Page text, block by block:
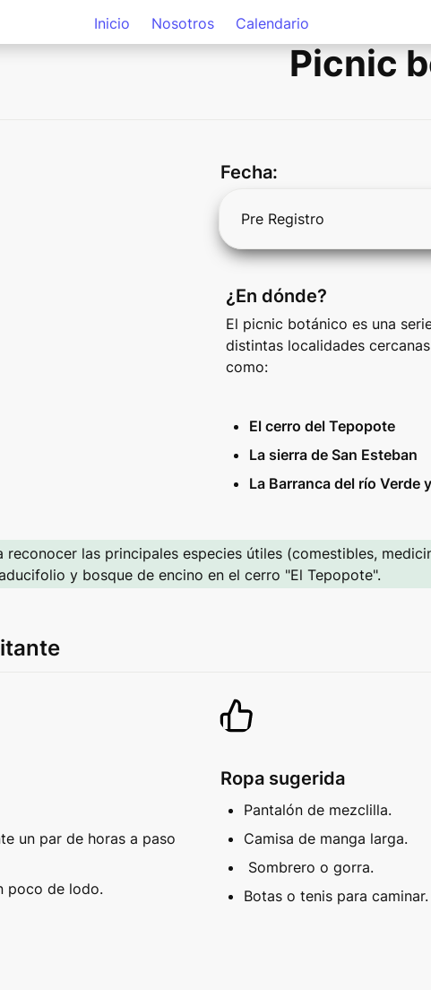
Inicio Nosotros Calendario
Picnic
Fecha:
Pre Registro
¿En dónde?
El picnic botánico es una
distintas localidades
como:
El cerro del Tepopote
La sierra de San Esteban
La Barranca del río Verde
reconocer las principales especies útiles (comestibles,
y bosque de encino en el cerro "El Tepopote".
un par de horas a paso
poco de lodo.
Ropa sugerida
Pantalón de mezclilla.
Camisa de manga larga.
Sombrero o gorra.
Botas o tenis para caminar.